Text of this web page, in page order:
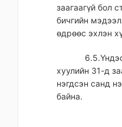
заагаагүй бол
бичгийн
өдрөөс эхлэн
хуулийн 31-д
нэгдсэн санд
байна.